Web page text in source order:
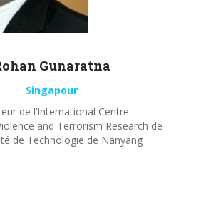
Gunaratna
Singapour
de l’International Centre
and Terrorism Research de
de Technologie de Nanyang